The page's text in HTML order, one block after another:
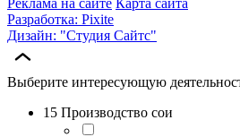
Реклама на сайте Карта сайта
Разработка: Pixite
Дизайн: "Студия Сайтс"
Выберите интересующую
15 Производство сои